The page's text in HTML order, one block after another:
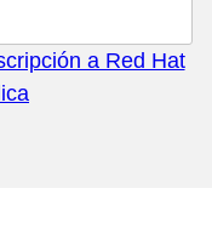
a Red Hat